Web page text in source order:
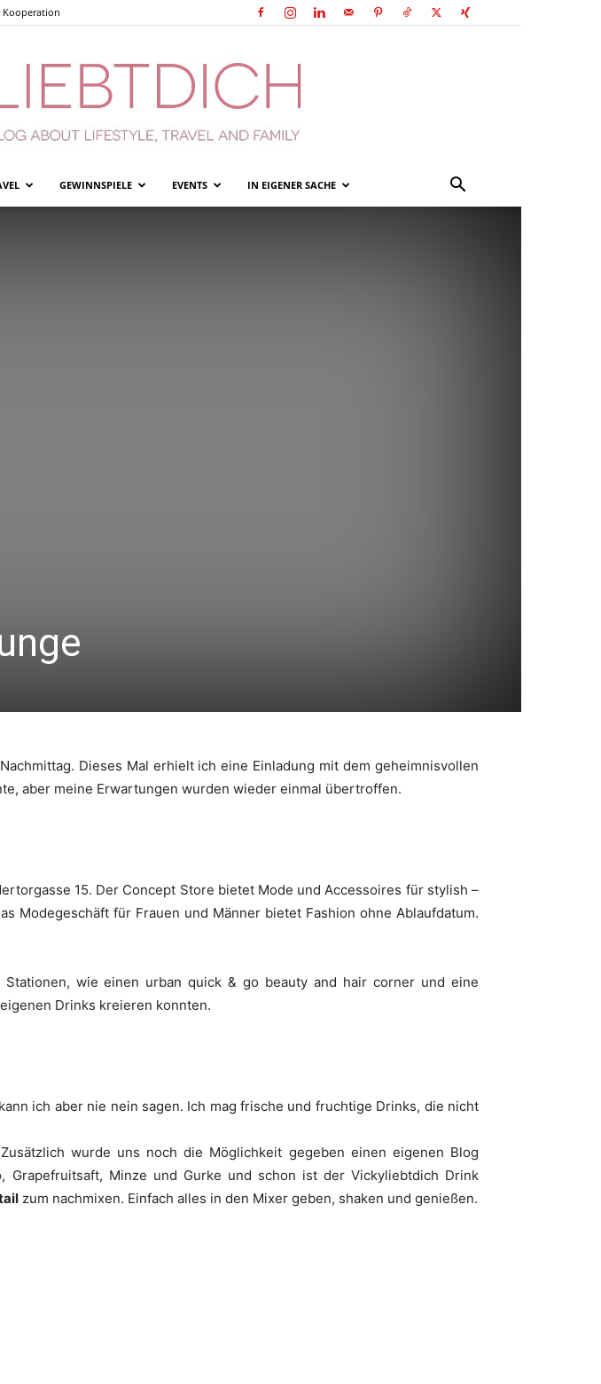
Kooperation
GEWINNSPIELE EVENTS IN EIGENER SACHE
Dieses Mal erhielt ich eine Einladung mit dem geheimnisvollen
aber meine Erwartungen wurden wieder einmal übertroffen.
15. Der Concept Store bietet Mode und Accessoires für stylish –
Modegeschäft für Frauen und Männer bietet Fashion ohne Ablaufdatum.
wie einen urban quick & go beauty and hair corner und eine
Drinks kreieren konnten.
ich aber nie nein sagen. Ich mag frische und fruchtige Drinks, die nicht
wurde uns noch die Möglichkeit gegeben einen eigenen Blog
Minze und Gurke und schon ist der Vickyliebtdich Drink
zum nachmixen. Einfach alles in den Mixer geben, shaken und genießen.